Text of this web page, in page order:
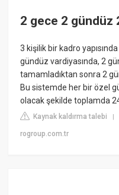
2 gece 2 gündüz
3 kişilik bir kadro
gündüz vardiyasında, 2
tamamladıktan sonra 2
Bu sistemde her bir özel
olacak şekilde toplamda
Kaynak kaldırma talebi
rogroup.com.tr